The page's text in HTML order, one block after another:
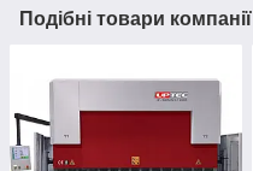
Подібні товари компанії